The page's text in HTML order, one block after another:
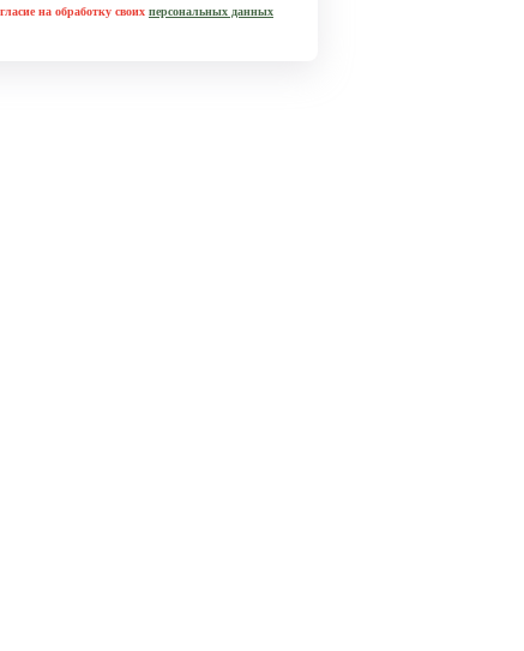
на обработку своих персональных данных